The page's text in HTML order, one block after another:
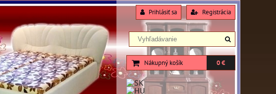
Prihlásiť sa Registrácia
Nákupný košík 0 €